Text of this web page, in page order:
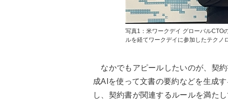
写真1：米ワークデイ グローバルCTO
ルを経てワークデイに参加したテクノ
なかでもアピールしたいのが、契
成AIを使って文書の要約などを生成
し、契約書が関連するルールを満た